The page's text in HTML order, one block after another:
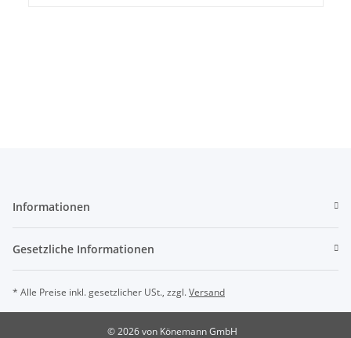
Informationen
Gesetzliche Informationen
* Alle Preise inkl. gesetzlicher USt., zzgl.Versand
© 2026 von Könemann GmbH